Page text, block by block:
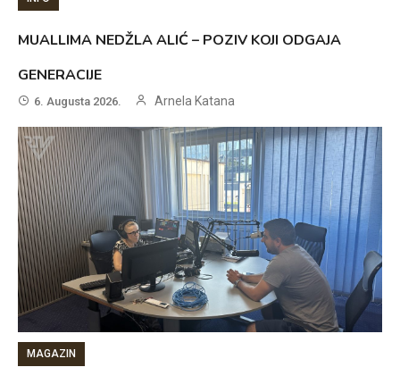
MUALLIMA NEDŽLA ALIĆ – POZIV KOJI ODGAJA
GENERACIJE
6. Augusta 2026. Arnela Katana
MAGAZIN